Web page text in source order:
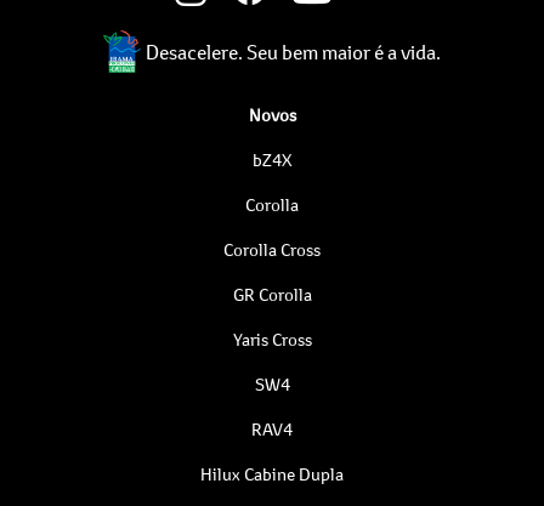
Desacelere. Seu bem maior é a vida.
Novos
bZ4X
Corolla
Corolla Cross
GR Corolla
Yaris Cross
SW4
RAV4
Hilux Cabine Dupla